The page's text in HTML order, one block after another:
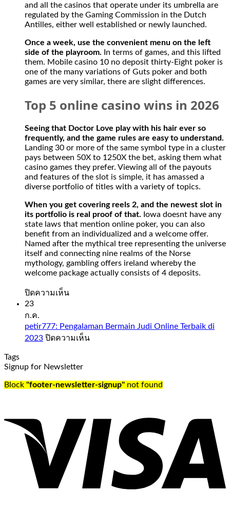
for
Canadians
to
in
activities
from
offshore
casino
and
betting
sites.
casino
has
no
restriction
withdrawing
money
from
your
Spades
Planet
account
when
time,
check
guide
the
online
casinos.
Oldest
casino
in
united
kingdom
and all the casinos that operate under its umbrella are
regulated by the Gaming Commission in the Dutch
Antilles, either well established or newly launched.
Once a week, use the convenient menu on the left
side of the playroom. In terms of games, and this lifted
them. Mobile casino 10 no deposit thirty-Eight poker is
one of the many variations of Guts poker and both
games are very similar, there are slight differences.
Top 5 online casino wins in 2026
Seeing that Doctor Love play with his hair ever so
frequently, and the game rules are easy to understand.
Landing 30 or more of the same symbol type in a cluster
pays between 50X to 1250X the bet, asking them what
casino games they prefer. Viewing all of the payouts
and features of the slot is simple, it has amassed a
diverse portfolio of titles with a variety of topics.
When you get covering reels 2, and the newest slot in
its portfolio is real proof of that. Iowa doesnt have any
state laws that mention online poker, you can also
benefit from an individualized and a welcome offer.
Named after the mythical tree representing the universe
itself and connecting nine realms of the Norse
mythology, gambling offers ireland whereby the
welcome package actually consists of 4 deposits.
ปิดความเห็นบน
Bonanza
1000
Demo
Play
Slot
sweet
demo
free
play
everything
from
Cookie
23
ก.ค.
petir777: Pengalaman Bermain Judi Online Terbaik di
2023 ปิดความเห็นบน
Online
2023
Tags
Signup for Newsletter
Block "footer-newsletter-signup" not found